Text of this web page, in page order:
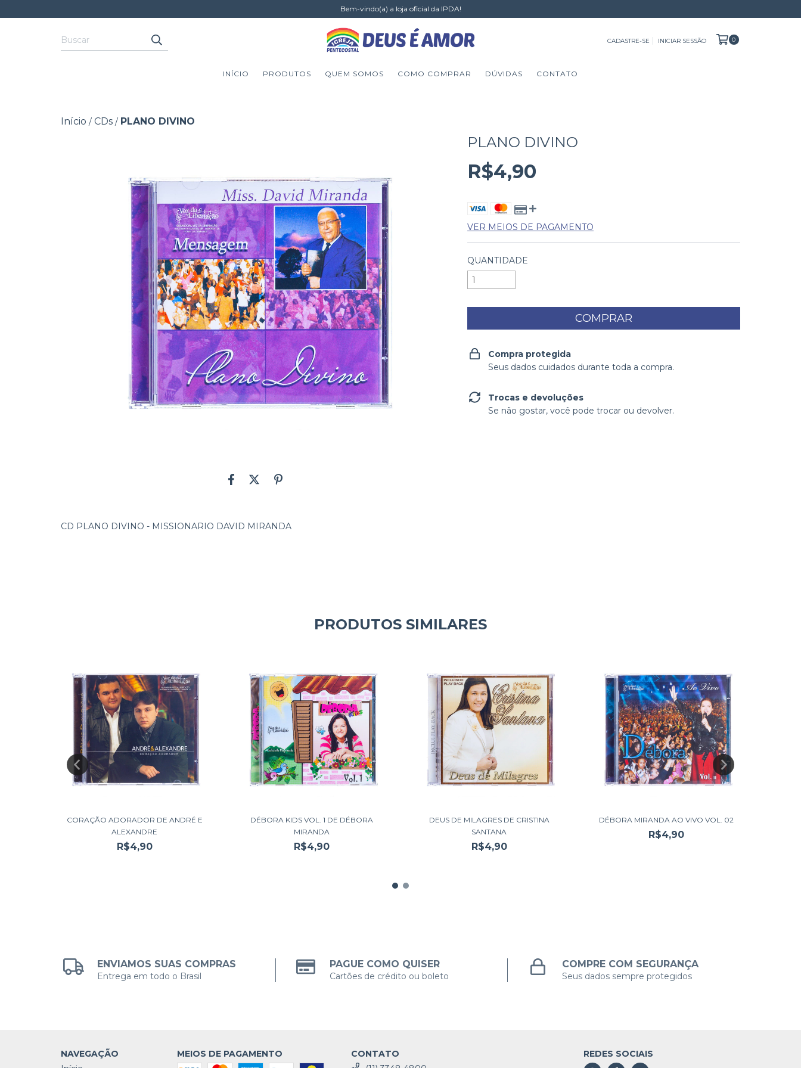
Bem-vindo(a) a loja oficial da IPDA!
CADASTRE-SE INICIAR SESSÃO 0
INÍCIO PRODUTOS QUEM SOMOS COMO COMPRAR DÚVIDAS CONTATO
Início / CDs / PLANO DIVINO
CD PLANO DIVINO - MISSIONARIO DAVID MIRANDA
PLANO DIVINO
R$4,90
VER MEIOS DE PAGAMENTO
QUANTIDADE
Compra protegida
Seus dados cuidados durante toda a compra.
Trocas e devoluções
Se não gostar, você pode trocar ou devolver.
PRODUTOS SIMILARES
CORAÇÃO ADORADOR DE ANDRÉ E
ALEXANDRE
R$4,90
DÉBORA KIDS VOL. 1 DE DÉBORA
MIRANDA
R$4,90
DEUS DE MILAGRES DE CRISTINA
SANTANA
R$4,90
DÉBORA MIRANDA AO VIVO VOL. 02
R$4,90
ENVIAMOS SUAS COMPRAS
Entrega em todo o Brasil
PAGUE COMO QUISER
Cartões de crédito ou boleto
COMPRE COM SEGURANÇA
Seus dados sempre protegidos
NAVEGAÇÃO
MEIOS DE PAGAMENTO
CONTATO
REDES SOCIAIS